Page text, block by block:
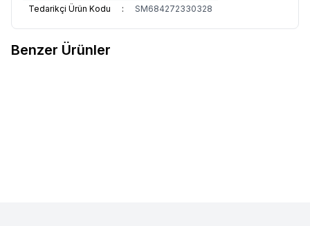
Tedarikçi Ürün Kodu
: SM684272330328
Benzer Ürünler